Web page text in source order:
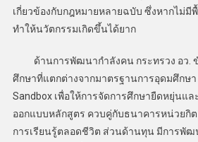
เกี่ยวข้องกับกฎหมายหลายฉบับ ซึ่งหากไม่มี
ทำให้นวัตกรรมเกิดขึ้นได้ยาก
ด้านการพัฒนากำลังคน กระทรวง อว. ขั
ศึกษาที่แตกต่างจากมาตรฐานการอุดมศึกษา
Sandbox เพื่อให้การจัดการศึกษายืดหยุ่นแ
ออกแบบหลักสูตร ควบคู่กับธนาคารหน่วยกิต
การเรียนรู้ตลอดชีวิต ส่วนด้านทุน มีการพัฒ